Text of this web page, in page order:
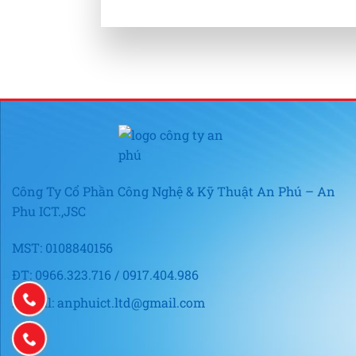
Công Ty Cổ Phần Công Nghệ & Kỹ Thuật An Phú – An
Phu ICT.,JSC
MST: 0108840156
ĐT: 0966.323.716 / 0917.404.986
E-mail: anphuict.ltd@gmail.com